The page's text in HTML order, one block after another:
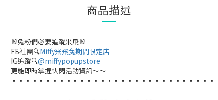
商品描述
🐰兔粉們必要追蹤米飛🐰
FB社團🔍Miffy米飛兔期間限定店
IG追蹤🔍@miffypopupstore
更能即時掌握快閃活動資訊～～